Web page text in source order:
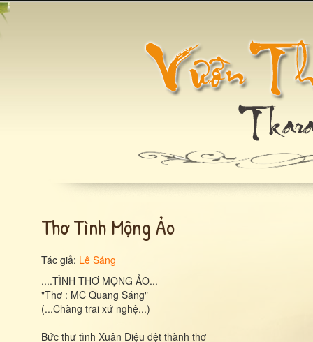
Thơ Tình Mộng Ảo
Tác giả: Lê Sáng
....TÌNH THƠ MỘNG ẢO...
"Thơ : MC Quang Sáng"
(...Chàng trai xứ nghệ...)
Bức thư tình Xuân Diệu dệt thành thơ